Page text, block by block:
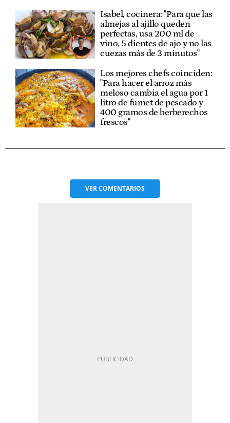
Isabel, cocinera: "Para que las
almejas al ajillo queden
perfectas, usa 200 ml de
vino, 5 dientes de ajo y no las
cuezas más de 3 minutos"
Los mejores chefs coinciden:
"Para hacer el arroz más
meloso cambia el agua por 1
litro de fumet de pescado y
400 gramos de berberechos
frescos"
VERCOMENTARIOS